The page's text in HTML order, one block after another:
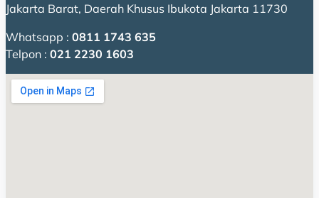
Jakarta Barat, Daerah Khusus Ibukota Jakarta 11730
Whatsapp : 0811 1743 635
Telpon : 021 2230 1603